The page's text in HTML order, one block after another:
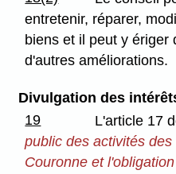
entretenir, réparer,
biens et il peut y ériger
d'autres améliorations.
Divulgation des
19
L'article 17
public des activités
Couronne et